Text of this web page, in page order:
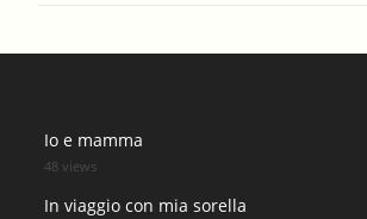
Io e mamma
48 views
In viaggio con mia sorella